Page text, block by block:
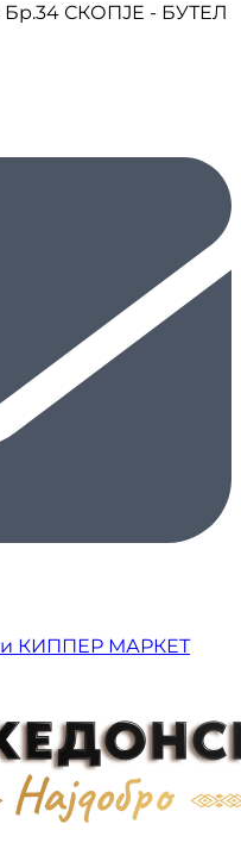
СКОПЈЕ - БУТЕЛ
КИППЕР МАРКЕТ